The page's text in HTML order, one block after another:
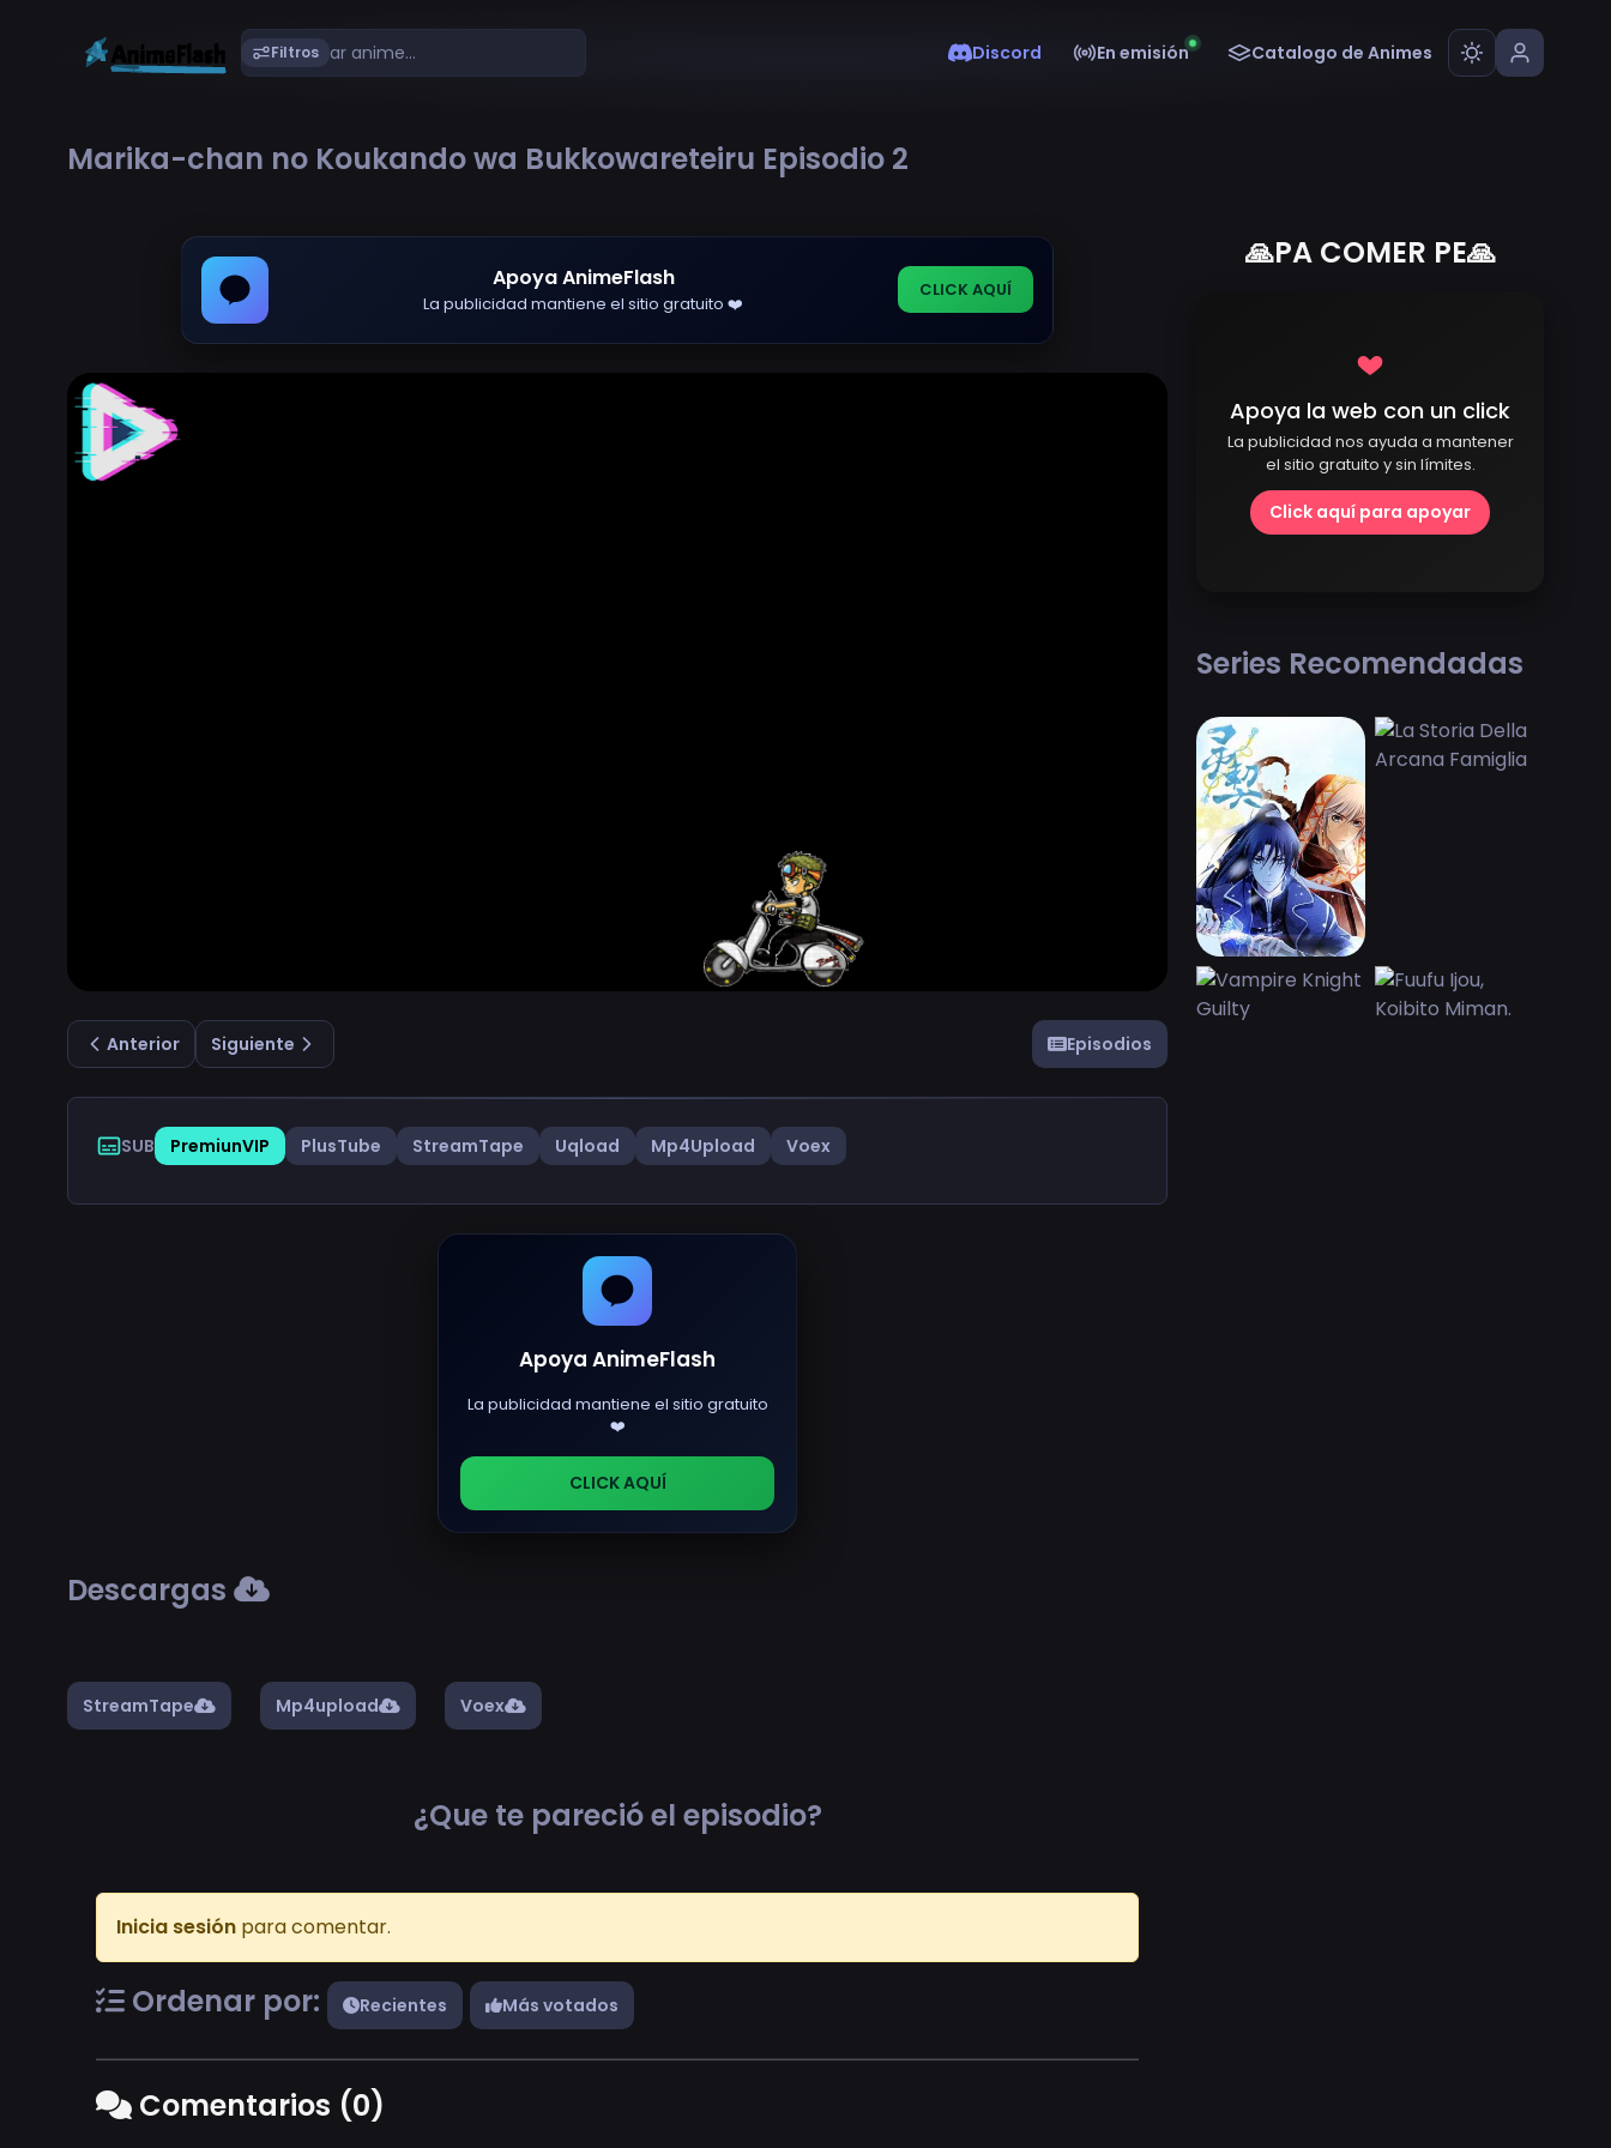
Filtros Discord En emisión Catalogo de Animes
Marika-chan no Koukando wa Bukkowareteiru Episodio 2
Apoya AnimeFlash
La publicidad mantiene el sitio gratuito ❤️
CLICK AQUÍ
Anterior Siguiente Episodios
SUB PremiunVIP PlusTube StreamTape Uqload Mp4Upload Voex
Apoya AnimeFlash
La publicidad mantiene el sitio gratuito
❤️
CLICK AQUÍ
Descargas
StreamTape Mp4upload Voex
¿Que te pareció el episodio?
Inicia sesión para comentar.
Ordenar por: Recientes Más votados
Comentarios (0)
🙏PA COMER PE🙏
Apoya la web con un click
La publicidad nos ayuda a mantener
el sitio gratuito y sin límites.
Click aquí para apoyar
Series Recomendadas